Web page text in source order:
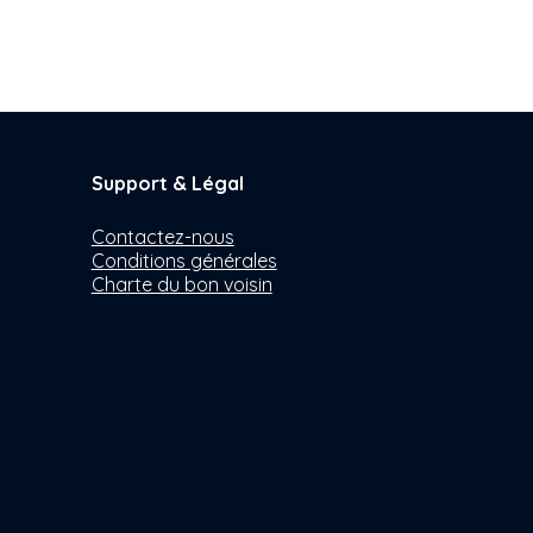
Support & Légal
Contactez-nous
Conditions générales
Charte du bon voisin